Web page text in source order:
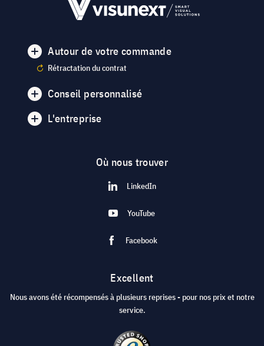
Autour de votre commande
Rétractation du contrat
Conseil personnalisé
L'entreprise
Où nous trouver
LinkedIn
YouTube
Facebook
Excellent
Nous avons été récompensés à plusieurs reprises - pour nos prix et notre
service.